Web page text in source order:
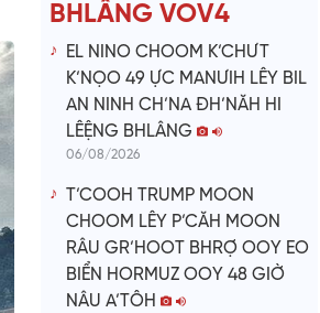
BHLÂNG VOV4
EL NINO CHOOM K’CHƯT
K’NỌO 49 ỰC MANƯIH LÊY BIL
AN NINH CH’NA ĐH’NĂH HI
LÊỆNG BHLÂNG
06/08/2026
T’COOH TRUMP MOON
CHOOM LÊY P’CĂH MOON
RÂU GR’HOOT BHRỢ OOY EO
BIỂN HORMUZ OOY 48 GIỜ
NÂU A’TÔH